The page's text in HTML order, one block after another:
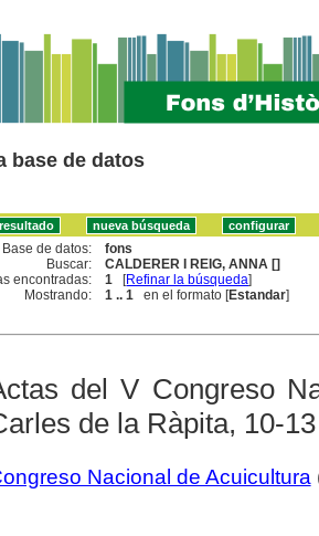
base de datos
Base de datos:
fons
Buscar:
CALDERER I REIG, ANNA []
encontradas:
1 [Refinar la búsqueda]
Mostrando:
1 .. 1 en el formato [Estandar]
del V Congreso
de la Ràpita, 10-
Nacional de Acuicultura